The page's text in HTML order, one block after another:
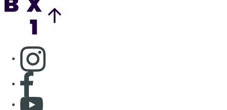
Consulter page Instagram
Consulter page Facebook
Consulter Youtube